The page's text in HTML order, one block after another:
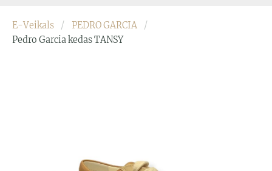
E-Veikals
PEDRO GARCIA
Pedro Garcia kedas TANSY